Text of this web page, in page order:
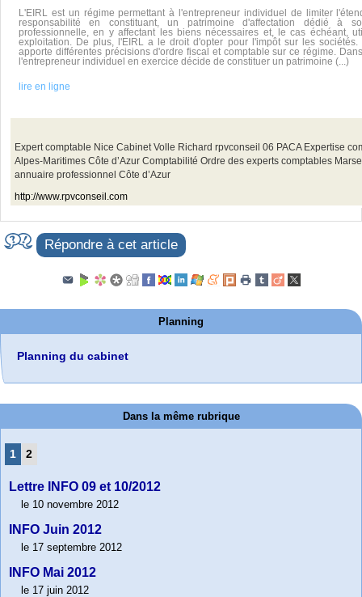
L'EIRL est un régime permettant à l'entrepreneur individuel de limiter
responsabilité en constituant, un patrimoine d'affectation dédié à
professionnelle, en y affectant les biens nécessaires et, le cas échéant,
exploitation. De plus, l'EIRL a le droit d'opter pour l'impôt sur les sociétés.
apporte différentes précisions d'ordre fiscal et comptable sur ce régime.
l'entrepreneur individuel en exercice décide de constituer un patrimoine (...)
lire en ligne
Expert comptable Nice Cabinet Volle Richard rpvconseil 06 PACA Expertise
Alpes-Maritimes Côte d’Azur Comptabilité Ordre des experts comptables
annuaire professionnel Côte d’Azur
http://www.rpvconseil.com
Répondre à cet article
Planning
Planning du cabinet
Dans la même rubrique
1 2
Lettre INFO 09 et 10/2012
le 10 novembre 2012
INFO Juin 2012
le 17 septembre 2012
INFO Mai 2012
le 17 juin 2012